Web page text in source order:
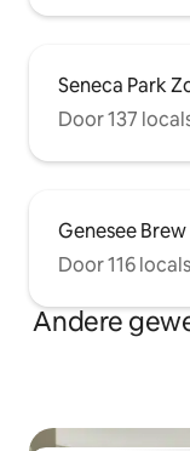
Seneca Park
Door 137
Genesee
Door 116
Andere